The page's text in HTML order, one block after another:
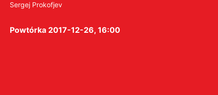
Sergej Prokofjev
Powtórka 2017-12-26, 16:00